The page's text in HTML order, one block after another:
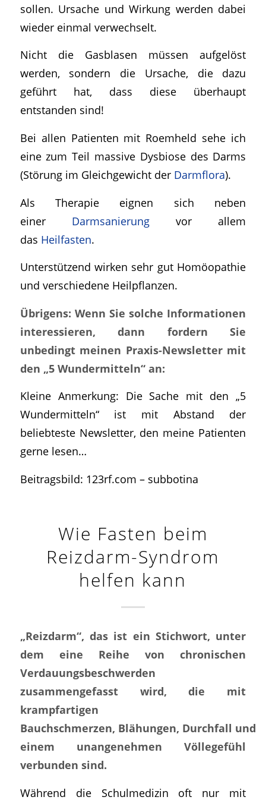
sollen. Ursache und Wirkung werden dabei
wieder einmal verwechselt.
Nicht die Gasblasen müssen aufgelöst
werden, sondern die Ursache, die dazu
geführt hat, dass diese überhaupt
entstanden sind!
Bei allen Patienten mit Roemheld sehe ich
eine zum Teil massive Dysbiose des Darms
(Störung im Gleichgewicht der Darmflora).
Als Therapie eignen sich neben
einer Darmsanierungvor allem
das Heilfasten.
Unterstützend wirken sehr gut Homöopathie
und verschiedene Heilpflanzen.
Übrigens: Wenn Sie solche Informationen
interessieren, dann fordern Sie
unbedingt meinen Praxis-Newsletter mit
den „5 Wundermitteln“ an:
Kleine Anmerkung: Die Sache mit den „5
Wundermitteln“ ist mit Abstand der
beliebteste Newsletter, den meine Patienten
gerne lesen…
Beitragsbild: 123rf.com – subbotina
Wie Fasten beim
Reizdarm-Syndrom
helfen kann
„Reizdarm“, das ist ein Stichwort, unter
dem eine Reihe von chronischen
Verdauungsbeschwerden
zusammengefasst wird, die mit
krampfartigen
Bauchschmerzen, Blähungen, Durchfall und
einem unangenehmen Völlegefühl
verbunden sind.
Während die Schulmedizin oft nur mit